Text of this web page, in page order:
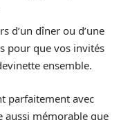
d’un dîner ou d’une
pour que vos invités
ensemble.
parfaitement avec
aussi mémorable que